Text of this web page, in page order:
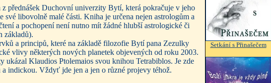
přednášek Duchovní univerzity Bytí, která pokračuje v jeho
libovolně malé části. Kniha je určena nejen astrologům a
a pochopení není nutno mít žádné hlubší astrologické či
základů).
a principů, které na základě filozofie Bytí pana Zezulky
vlivy některých nových planetek objevených od roku 2003.
Klaudios Ptolemaios svou knihou Tetrabiblos. Je zde
indickou. Vždyť jde jen a jen o různé projevy téhož.
Setkání s Přinašečem